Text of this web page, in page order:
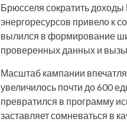
Брюсселя сократить
энергоресурсов привело к
вылился в формирование
проверенных данных и
Масштаб кампании
увеличилось почти до 600
превратился в программу
заставляет сомневаться в